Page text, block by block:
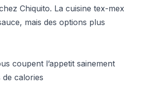
Chiquito. La cuisine tex-mex
mais des options plus
coupent l’appetit sainement
calories